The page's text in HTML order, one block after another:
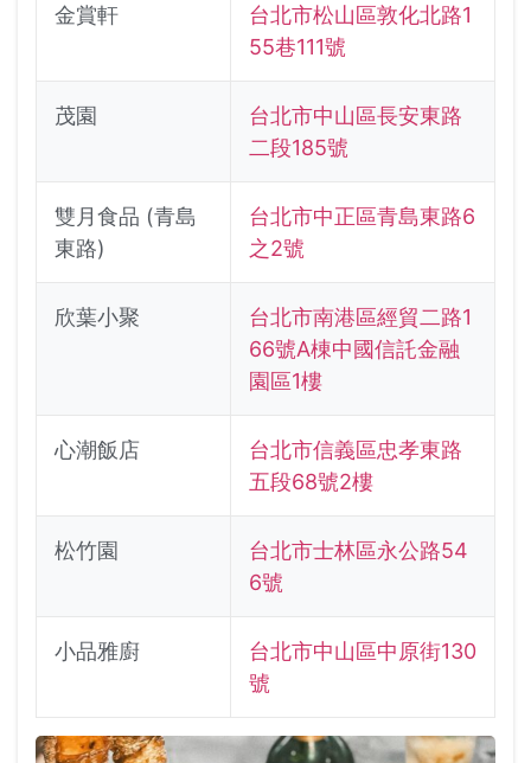
金賞軒
台北市松山區敦化北路1
55巷111號
茂園
台北市中山區長安東路
二段185號
雙月食品 (青島
東路)
台北市中正區青島東路6
之2號
欣葉小聚
台北市南港區經貿二路1
66號A棟中國信託金融
園區1樓
心潮飯店
台北市信義區忠孝東路
五段68號2樓
松竹園
台北市士林區永公路54
6號
小品雅廚
台北市中山區中原街130
號